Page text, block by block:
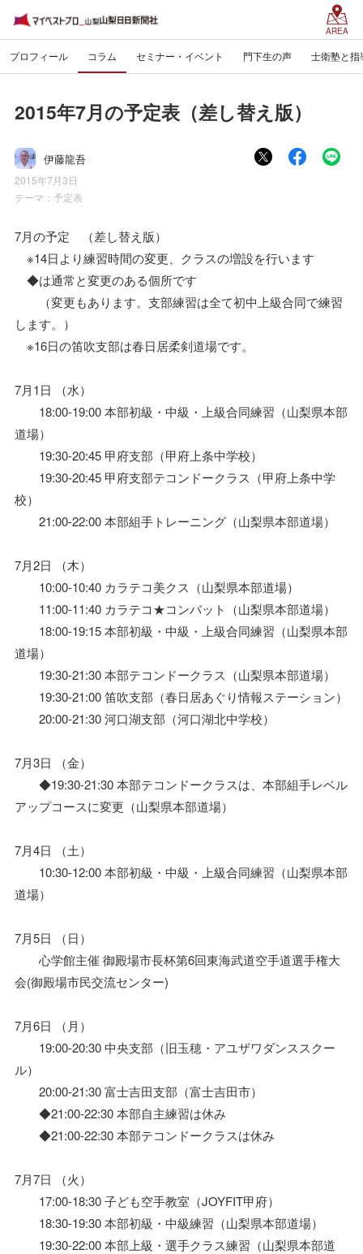
AREA
プロフィール コラム セミナー・イベント 門下生の声 士衛塾と指
2015年7月の予定表（差し替え版）
伊藤龍吾
2015年7月3日
テーマ： 予定表
7月の予定 （差し替え版）
※14日より練習時間の変更、クラスの増設を行います
◆は通常と変更のある個所です
（変更もあります。支部練習は全て初中上級合同で練習
します。）
※16日の笛吹支部は春日居柔剣道場です。
7月1日 （水）
18:00-19:00 本部初級・中級・上級合同練習（山梨県本部
道場）
19:30-20:45 甲府支部（甲府上条中学校）
19:30-20:45 甲府支部テコンドークラス（甲府上条中学
校）
21:00-22:00 本部組手トレーニング（山梨県本部道場）
7月2日 （木）
10:00-10:40 カラテコ美クス（山梨県本部道場）
11:00-11:40 カラテコ★コンバット（山梨県本部道場）
18:00-19:15 本部初級・中級・上級合同練習（山梨県本部
道場）
19:30-21:30 本部テコンドークラス（山梨県本部道場）
19:30-21:00 笛吹支部（春日居あぐり情報ステーション）
20:00-21:30 河口湖支部（河口湖北中学校）
7月3日 （金）
◆19:30-21:30 本部テコンドークラスは、本部組手レベル
アップコースに変更（山梨県本部道場）
7月4日 （土）
10:30-12:00 本部初級・中級・上級合同練習（山梨県本部
道場）
7月5日 （日）
心学館主催 御殿場市長杯第6回東海武道空手道選手権大
会(御殿場市民交流センター)
7月6日 （月）
19:00-20:30 中央支部（旧玉穂・アユザワダンススクー
ル）
20:00-21:30 富士吉田支部（富士吉田市）
◆21:00-22:30 本部自主練習は休み
◆21:00-22:30 本部テコンドークラスは休み
7月7日 （火）
17:00-18:30 子ども空手教室（JOYFIT甲府）
18:30-19:30 本部初級・中級練習（山梨県本部道場）
19:30-22:00 本部上級・選手クラス練習（山梨県本部道